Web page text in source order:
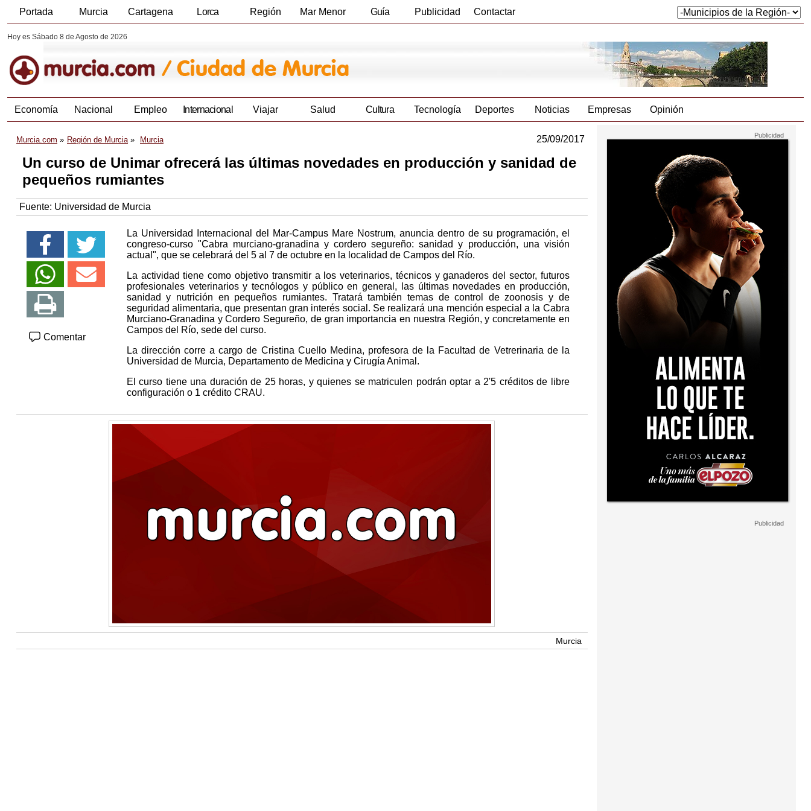
Portada Murcia Cartagena Lorca Región Mar Menor Guía Publicidad Contactar
Hoy es Sábado 8 de Agosto de 2026
Economía Nacional Empleo Internacional Viajar Salud Cultura Tecnología Deportes Noticias Empresas Opinión
Murcia.com Región de Murcia Murcia 25/09/2017
Un curso de Unimar ofrecerá las últimas novedades en producción y sanidad de
pequeños rumiantes
Fuente: Universidad de Murcia
Comentar
La Universidad Internacional del Mar-Campus Mare Nostrum, anuncia dentro de su programación, el
congreso-curso "Cabra murciano-granadina y cordero segureño: sanidad y producción, una visión
actual", que se celebrará del 5 al 7 de octubre en la localidad de Campos del Río.
La actividad tiene como objetivo transmitir a los veterinarios, técnicos y ganaderos del sector, futuros
profesionales veterinarios y tecnólogos y público en general, las últimas novedades en producción,
sanidad y nutrición en pequeños rumiantes. Tratará también temas de control de zoonosis y de
seguridad alimentaria, que presentan gran interés social. Se realizará una mención especial a la Cabra
Murciano-Granadina y Cordero Segureño, de gran importancia en nuestra Región, y concretamente en
Campos del Río, sede del curso.
La dirección corre a cargo de Cristina Cuello Medina, profesora de la Facultad de Vetrerinaria de la
Universidad de Murcia, Departamento de Medicina y Cirugía Animal.
El curso tiene una duración de 25 horas, y quienes se matriculen podrán optar a 2'5 créditos de libre
configuración o 1 crédito CRAU.
Murcia